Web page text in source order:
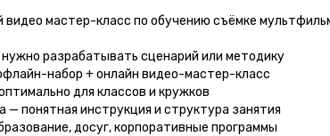
видео мастер-класс по обучению съёмке
разрабатывать сценарий или методику
набор + онлайн видео-мастер-класс
для классов и кружков
— понятная инструкция и структура занятия
досуг, корпоративные программы